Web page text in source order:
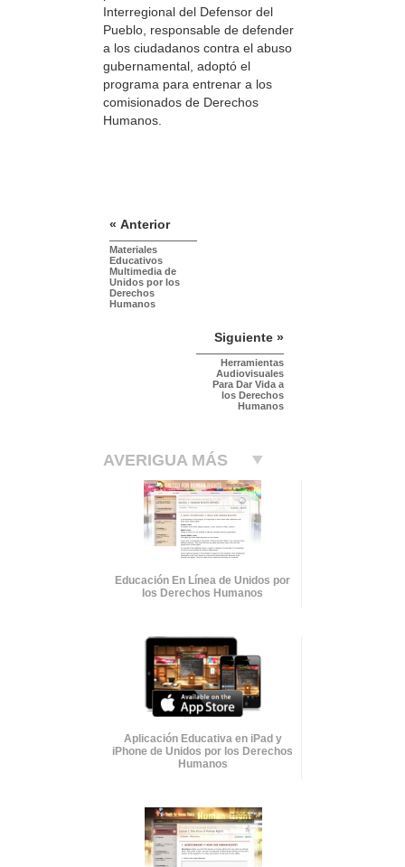
Interregional del Defensor del
Pueblo, responsable de defender
a los ciudadanos contra el abuso
gubernamental, adoptó el
programa para entrenar a los
comisionados de Derechos
Humanos.
« Anterior
Materiales
Educativos
Multimedia de
Unidos por los
Derechos
Humanos
Siguiente »
Herramientas
Audiovisuales
Para Dar Vida a
los Derechos
Humanos
AVERIGUA MÁS
Educación En Línea de Unidos por
los Derechos Humanos
Aplicación Educativa en iPad y
iPhone de Unidos por los Derechos
Humanos